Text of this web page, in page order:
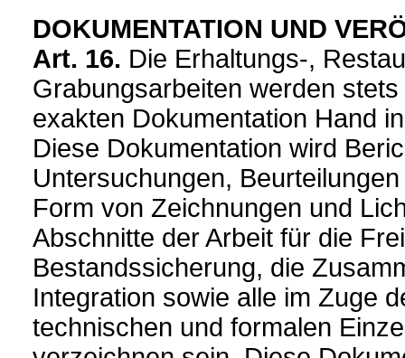
DOKUMENTATION UND
Art. 16. Die Erhaltungs-,
Grabungsarbeiten werden
exakten Dokumentation Hand
Diese Dokumentation wird
Untersuchungen,
Form von Zeichnungen und
Abschnitte der Arbeit für die
Bestandssicherung, die
Integration sowie alle im Zuge
technischen und formalen